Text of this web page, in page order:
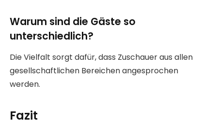
Warum sind die Gäste so
unterschiedlich?
Die Vielfalt sorgt dafür, dass Zuschauer aus allen
gesellschaftlichen Bereichen angesprochen
werden.
Fazit